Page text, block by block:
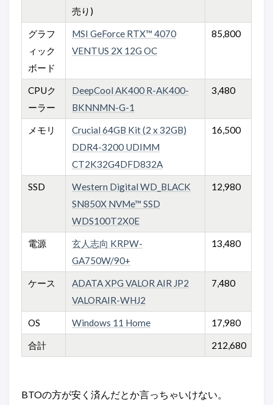
売り)
グラフ
ィック
ボード
MSI GeForce RTX™ 4070
VENTUS 2X 12G OC
85,800
CPUク
ーラー
DeepCool AK400 R-AK400-
BKNNMN-G-1
3,480
メモリ
Crucial 64GB Kit (2 x 32GB)
DDR4-3200 UDIMM
CT2K32G4DFD832A
16,500
SSD
Western Digital WD_BLACK
SN850X NVMe™ SSD
WDS100T2X0E
12,980
電源
玄人志向 KRPW-
GA750W/90+
13,480
ケース
ADATA XPG VALOR AIR JP2
VALORAIR-WHJ2
7,480
OS Windows 11 Home 17,980
合計 212,680
BTOの方が安く済んだとか言っちゃいけない。